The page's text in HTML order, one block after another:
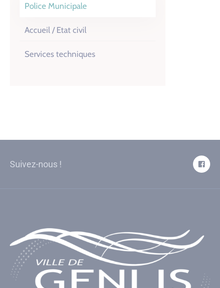
Police Municipale
Accueil / Etat civil
Services techniques
Suivez-nous !